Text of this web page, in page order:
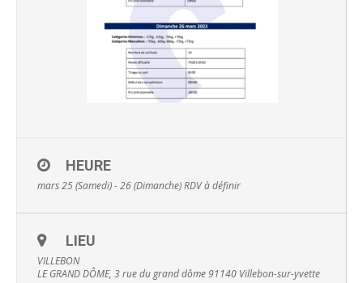
HEURE
mars 25 (Samedi) - 26 (Dimanche)RDV à définir
LIEU
VILLEBON
LE GRAND DÔME, 3 rue du grand dôme 91140 Villebon-sur-yvette